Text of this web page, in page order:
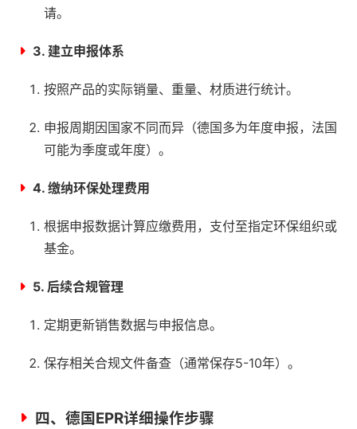
请。
3. 建立申报体系
按照产品的实际销量、重量、材质进行统计。
申报周期因国家不同而异（德国多为年度申报，法国
可能为季度或年度）。
4. 缴纳环保处理费用
根据申报数据计算应缴费用，支付至指定环保组织或
基金。
5. 后续合规管理
定期更新销售数据与申报信息。
保存相关合规文件备查（通常保存5-10年）。
四、德国EPR详细操作步骤